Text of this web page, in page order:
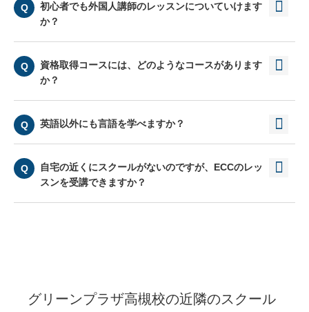
初心者でも外国人講師のレッスンについていけます
か？
資格取得コースには、どのようなコースがあります
か？
英語以外にも言語を学べますか？
自宅の近くにスクールがないのですが、ECCのレッ
スンを受講できますか？
グリーンプラザ高槻校の近隣のスクール